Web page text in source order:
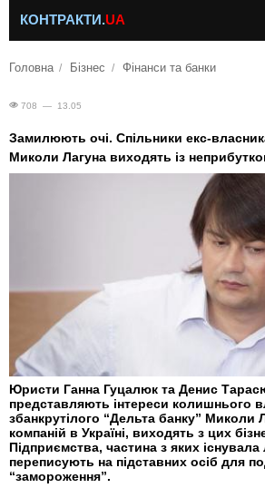
КОНТРАКТИ.UA
Головна Бізнес Фінанси та банки
708 — 13.05
Замилюють очі. Спільники екс-
Миколи Лагуна виходять із
Юристи Ганна Гуцалюк та Денис
представляють інтереси колишнього
збанкрутілого “Дельта банку” Миколи
компаній в Україні, виходять з цих
Підприємства, частина з яких
переписують на підставних осіб для
“замороження”.